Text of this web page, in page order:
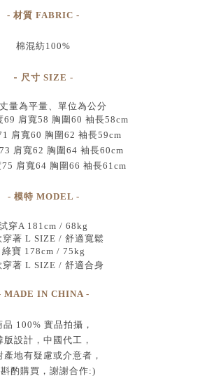
- 材質 FABRIC -
棉混紡100%
- 尺寸 SIZE -
量為平量、單位為公分
肩寬58 胸圍60 袖長58cm
肩寬60 胸圍62 袖長59cm
肩寬62 胸圍64 袖長60cm
肩寬64 胸圍66 袖長61cm
- 模特 MODEL -
穿A 181cm / 68kg
穿著 L SIZE / 舒適寬鬆
綠寶 178cm / 75kg
穿著 L SIZE / 舒適合身
MADE IN CHINA -
品 100% 實品拍攝 ，
版設計，中國代工 ，
產地有疑慮或介意者，
酌購買， 謝謝合作:)